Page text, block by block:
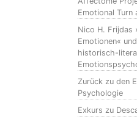
Emotional Turn
Nico H. Frijdas
Emotionen«
historisch-
Zurück zu den
Psychologie
Exkurs zu